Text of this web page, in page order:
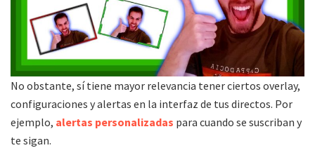
No obstante, sí tiene mayor relevancia tener ciertos overlay,
configuraciones y alertas en la interfaz de tus directos. Por
ejemplo, alertas personalizadas para cuando se suscriban y
te sigan.